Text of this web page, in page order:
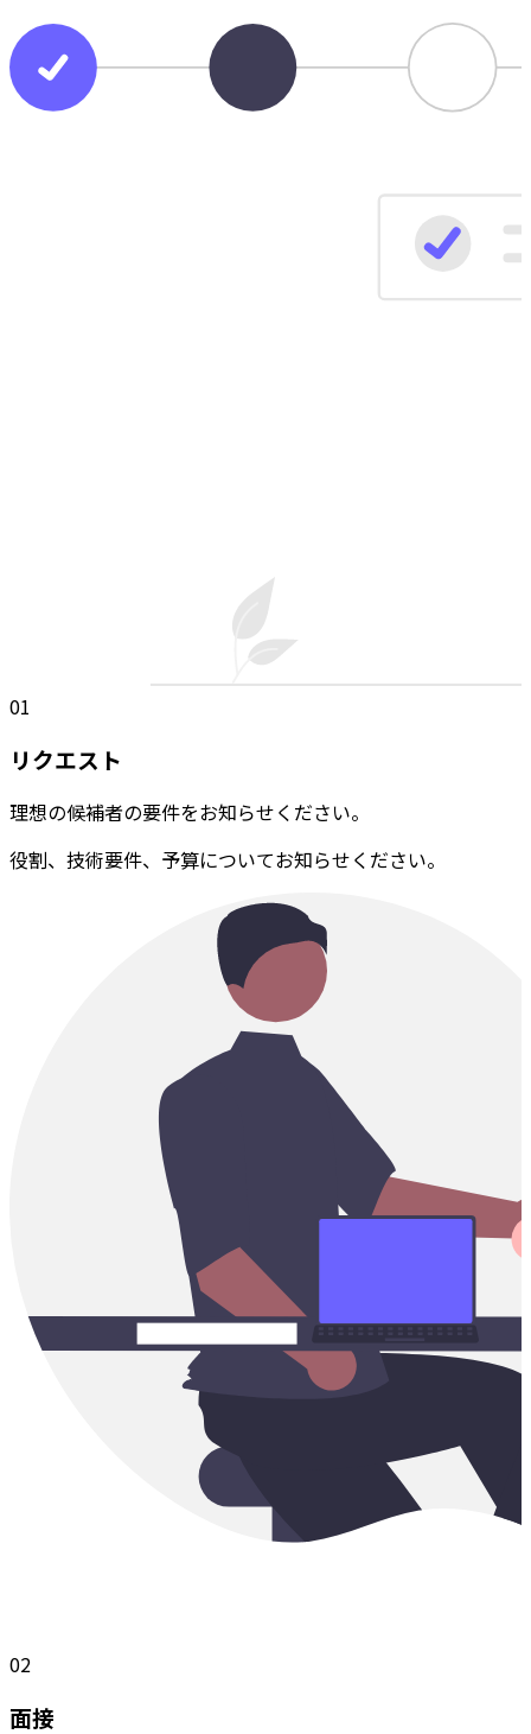
01
リクエスト
理想の候補者の要件をお知らせください。
役割、技術要件、予算についてお知らせください。
02
面接